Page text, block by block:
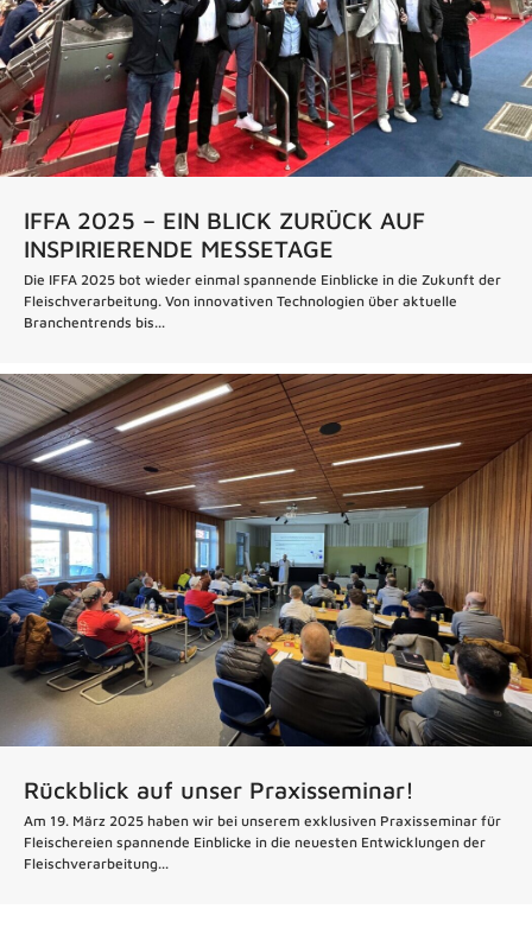
IFFA 2025 – EIN BLICK ZURÜCK AUF
INSPIRIERENDE MESSETAGE
Die IFFA 2025 bot wieder einmal spannende Einblicke in die Zukunft der
Fleischverarbeitung. Von innovativen Technologien über aktuelle
Branchentrends bis...
Rückblick auf unser Praxisseminar!
Am 19. März 2025 haben wir bei unserem exklusiven Praxisseminar für
Fleischereien spannende Einblicke in die neuesten Entwicklungen der
Fleischverarbeitung...